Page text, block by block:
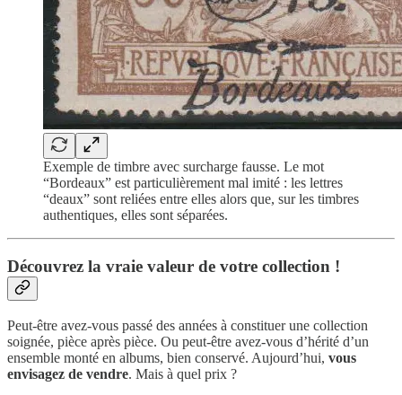
Exemple de timbre avec surcharge fausse. Le mot
“Bordeaux” est particulièrement mal imité : les lettres
“deaux” sont reliées entre elles alors que, sur les timbres
authentiques, elles sont séparées.
Découvrez la vraie valeur de votre collection !
Peut-être avez-vous passé des années à constituer une collection
soignée, pièce après pièce. Ou peut-être avez-vous d’hérité d’un
ensemble monté en albums, bien conservé. Aujourd’hui, vous
envisagez de vendre. Mais à quel prix ?